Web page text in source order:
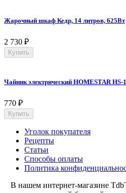
Жарочный шкаф Кедр, 14 литров, 625Вт
2 730 ₽
Купить
Чайник электрический HOMESTAR HS-
770 ₽
Купить
Уголок покупателя
Рецепты
Статьи
Способы оплаты
Политика
В нашем интернет-магазине